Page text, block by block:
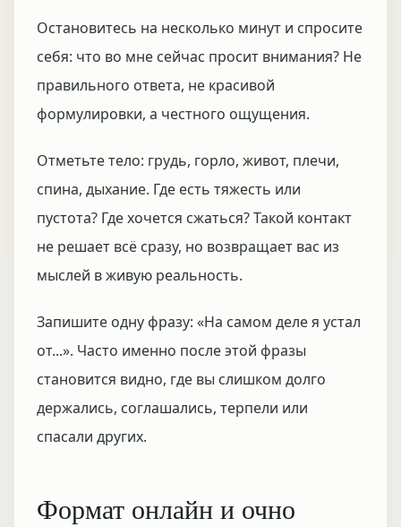
Остановитесь на несколько минут и спросите
себя: что во мне сейчас просит внимания? Не
правильного ответа, не красивой
формулировки, а честного ощущения.
Отметьте тело: грудь, горло, живот, плечи,
спина, дыхание. Где есть тяжесть или
пустота? Где хочется сжаться? Такой контакт
не решает всё сразу, но возвращает вас из
мыслей в живую реальность.
Запишите одну фразу: «На самом деле я устал
от...». Часто именно после этой фразы
становится видно, где вы слишком долго
держались, соглашались, терпели или
спасали других.
Формат онлайн и очно